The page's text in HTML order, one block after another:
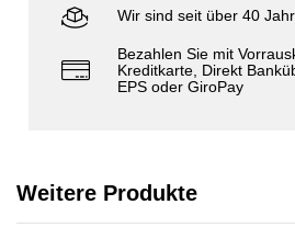
Wir sind seit über 40
Bezahlen Sie mit
Kreditkarte, Direkt
EPS oder GiroPay
Weitere Produkte